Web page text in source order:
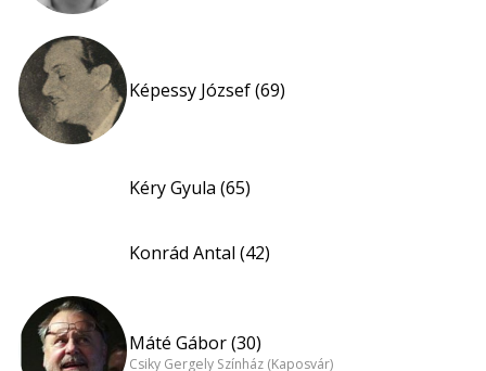
Képessy József (69)
Kéry Gyula (65)
Konrád Antal (42)
Máté Gábor (30)
Csiky Gergely Színház (Kaposvár)